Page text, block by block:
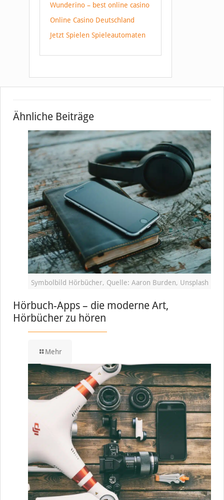
Wunderino – best online casino
Online Casino Deutschland
Jetzt Spielen Spieleautomaten
Ähnliche Beiträge
Symbolbild Hörbücher, Quelle: Aaron Burden, Unsplash
Hörbuch-Apps – die moderne Art,
Hörbücher zu hören
Mehr